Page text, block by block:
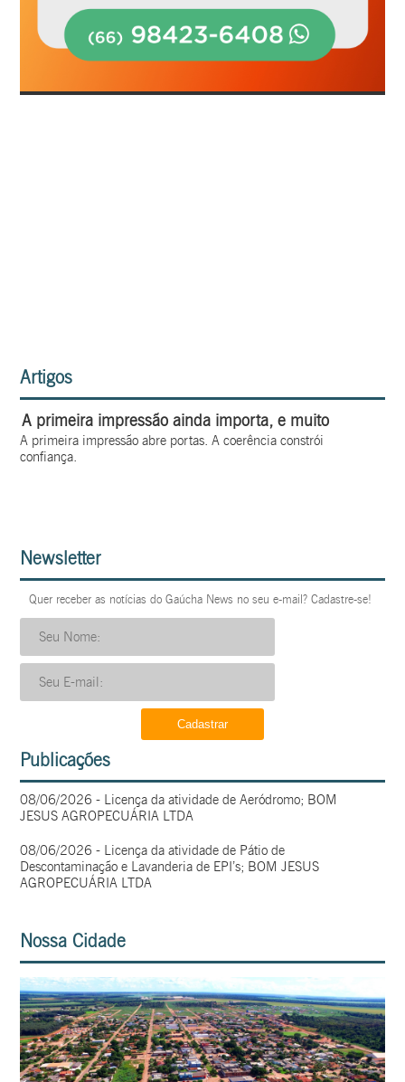
Artigos
A primeira impressão ainda importa, e muito
A primeira impressão abre portas. A coerência constrói
confiança.
Newsletter
Quer receber as notícias do Gaúcha News no seu e-mail? Cadastre-se!
Publicações
08/06/2026 - Licença da atividade de Aeródromo; BOM
JESUS AGROPECUÁRIA LTDA
08/06/2026 - Licença da atividade de Pátio de
Descontaminação e Lavanderia de EPI’s; BOM JESUS
AGROPECUÁRIA LTDA
Nossa Cidade